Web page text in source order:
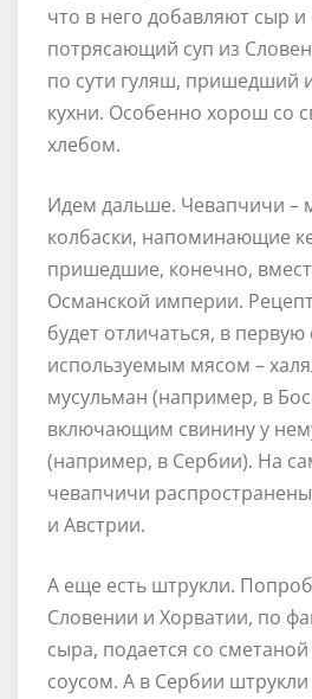
что в него добавляют сыр и
потрясающий суп из
по сути гуляш, пришедший
кухни. Особенно хорош со
хлебом.
Идем дальше. Чевапчичи –
колбаски, напоминающие
пришедшие, конечно,
Османской империи.
будет отличаться, в первую
используемым мясом –
мусульман (например, в
включающим свинину у
(например, в Сербии). На
чевапчичи
и Австрии.
А еще есть штрукли.
Словении и Хорватии, по
сыра, подается со
соусом. А в Сербии